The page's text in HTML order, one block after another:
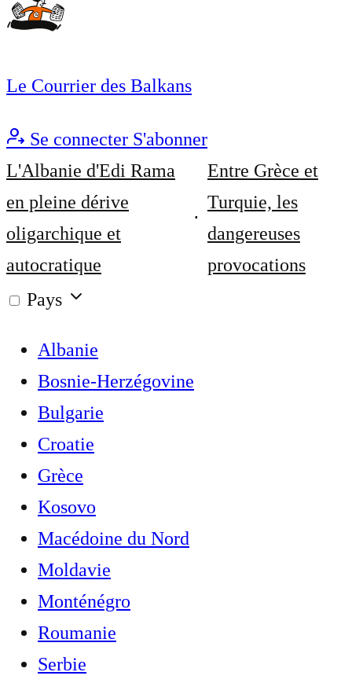
Le Courrier des Balkans
Se connecter S'abonner
L'Albanie d'Edi Rama
en pleine dérive
oligarchique et
autocratique
Entre Grèce et
Turquie, les
dangereuses
provocations
Pays
Albanie
Bosnie-Herzégovine
Bulgarie
Croatie
Grèce
Kosovo
Macédoine du Nord
Moldavie
Monténégro
Roumanie
Serbie